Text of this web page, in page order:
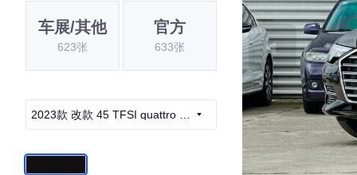
车展/其他
623张
官方
633张
2023款 改款 45 TFSI quattro 臻